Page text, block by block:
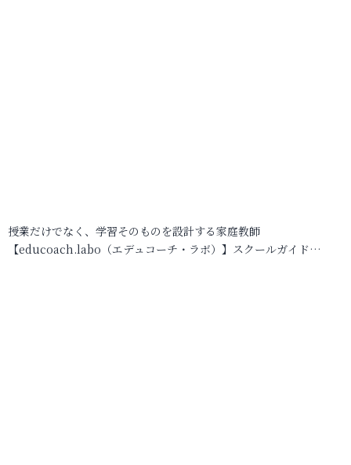
授業だけでなく、学習そのものを設計する家庭教師
【educoach.labo（エデュコーチ・ラボ）】スクールガイド…